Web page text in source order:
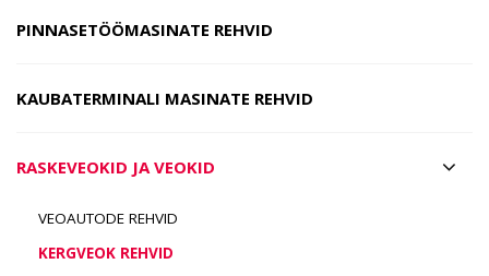
PINNASETÖÖMASINATE REHVID
KAUBATERMINALI MASINATE REHVID
RASKEVEOKID JA VEOKID
VEOAUTODE REHVID
KERGVEOK REHVID